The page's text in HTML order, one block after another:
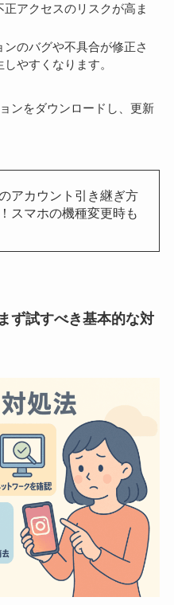
アクセスのリスクが高ま
ンのバグや不具合が修正さ
やすくなります。
ンをダウンロードし、更新
アカウント引き継ぎ方
スマホの機種変更時も
ず試すべき基本的な対